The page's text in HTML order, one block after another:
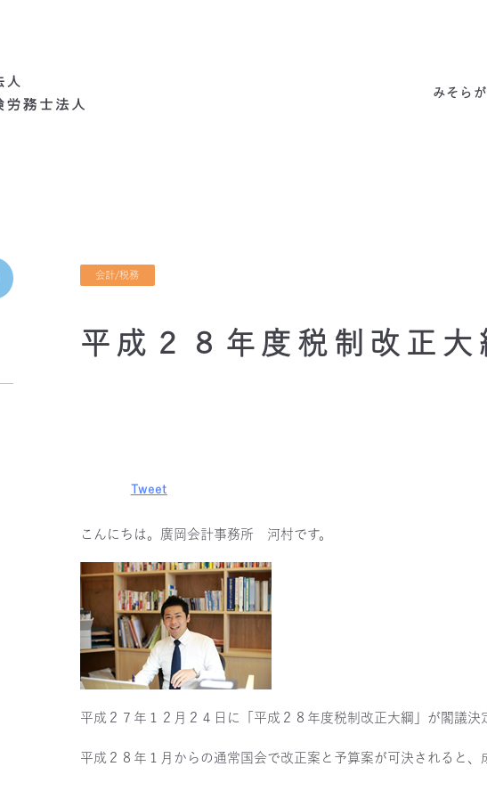
みそら
お客様の声
アクセス
会計/税務
平成２８年度税制改正
Tweet
こんにちは。廣岡会計事務所 河村です。
平成２７年１２月２４日に「平成２８年度税制改正大綱」が閣議決
平成２８年１月からの通常国会で改正案と予算案が可決されると、